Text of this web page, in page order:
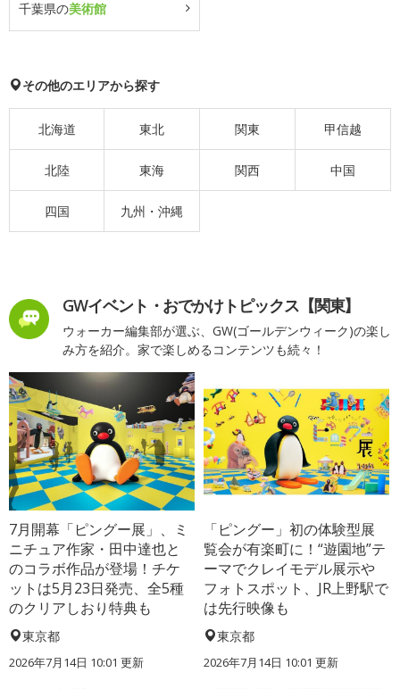
千葉県の美術館
その他のエリアから探す
北海道 東北 関東 甲信越
北陸 東海 関西 中国
四国 九州・沖縄
GWイベント・おでかけトピックス【関東】
ウォーカー編集部が選ぶ、GW(ゴールデンウィーク)の楽し
み方を紹介。家で楽しめるコンテンツも続々！
7月開幕「ピングー展」、ミ
ニチュア作家・田中達也と
のコラボ作品が登場！チケ
ットは5月23日発売、全5種
のクリアしおり特典も
東京都
2026年7月14日 10:01 更新
「ピングー」初の体験型展
覧会が有楽町に！“遊園地”テ
ーマでクレイモデル展示や
フォトスポット、JR上野駅で
は先行映像も
東京都
2026年7月14日 10:01 更新